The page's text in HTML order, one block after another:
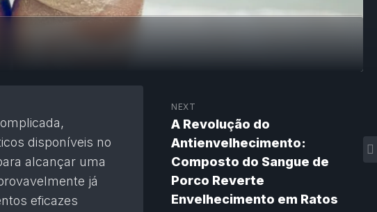
disponíveis no
alcançar uma
já
eficazes
NEXT
A Revolução do
Antienvelhecimento:
Composto do Sangue de
Porco Reverte
Envelhecimento em Ratos